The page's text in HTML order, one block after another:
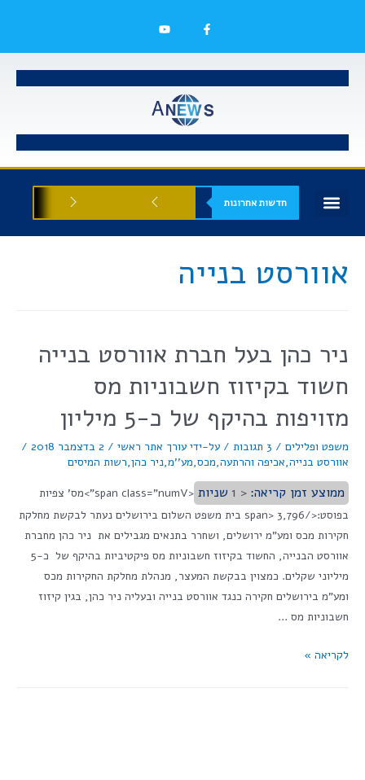
חדשות אחרונות
אוורסט בנייה
ניר כהן בעל חברת אוורסט בנייה
חשוד בקיזוז חשבוניות מס
מזויפות בהיקף של כ-5 מיליון
משפט ופלילים / 3 תגובות / על-ידי עורך אתר ראשי / 2 בדצמבר 2018
/
אוורסט בנייה,אכיפה והרתעה,מכס,מע''מ,ניר כהן,רשות המיסים
ממוצע זמן קריאה: < 1 שניות
<span class="numV">מס' צפיות
בפוסט:</span> 3,796 בית משפט השלום בירושלים נעתר לבקשת מחלקת
חקירות מכס ומע"מ ירושלים, ושחרר בתנאים מגבילים את ניר כהן מחברת
אוורסט הבנייה, החשוד בקיזוז חשבוניות מס פיקטיביות בהיקף של כ-5
מיליוני שקלים. כמצוין בבקשת המעצר, מנהלת מחלקת החקירות מכס
ומע"מ בירושלים חקירה כנגד אוורסט בנייה ובעליה ניר כהן, בגין קיזוז
חשבוניות מס …
לקריאה »